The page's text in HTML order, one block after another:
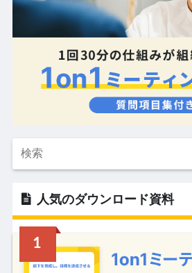
人気のダウンロード資料